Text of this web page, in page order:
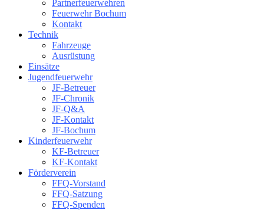
Partnerfeuerwehren
Feuerwehr Bochum
Kontakt
Technik
Fahrzeuge
Ausrüstung
Einsätze
Jugendfeuerwehr
JF-Betreuer
JF-Chronik
JF-Q&A
JF-Kontakt
JF-Bochum
Kinderfeuerwehr
KF-Betreuer
KF-Kontakt
Förderverein
FFQ-Vorstand
FFQ-Satzung
FFQ-Spenden